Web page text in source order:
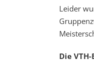
Leider
Die